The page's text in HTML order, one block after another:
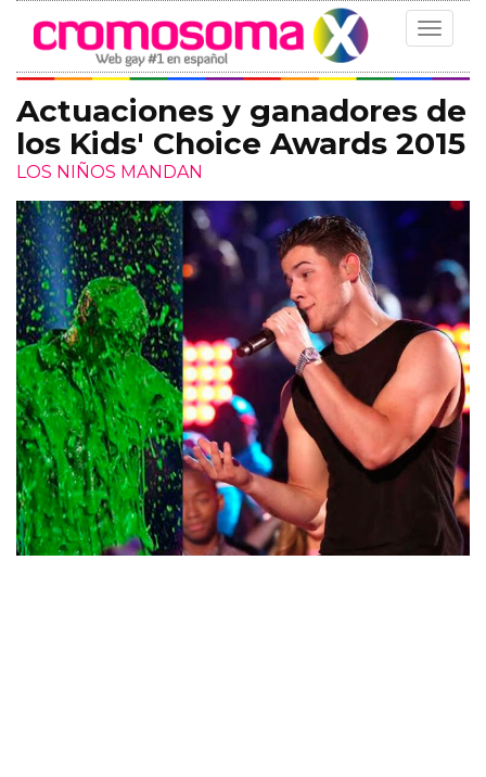
Toggle
Actuaciones y ganadores de
los Kids' Choice Awards 2015
LOS NIÑOS MANDAN